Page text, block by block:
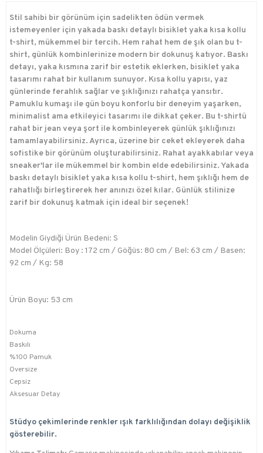
Stil sahibi bir görünüm için sadelikten ödün vermek
istemeyenler için yakada baskı detaylı bisiklet yaka kısa kollu
t-shirt, mükemmel bir tercih. Hem rahat hem de şık olan bu t-
shirt, günlük kombinlerinize modern bir dokunuş katıyor. Baskı
detayı, yaka kısmına zarif bir estetik eklerken, bisiklet yaka
tasarımı rahat bir kullanım sunuyor. Kısa kollu yapısı, yaz
günlerinde ferahlık sağlar ve şıklığınızı rahatça yansıtır.
Pamuklu kumaşı ile gün boyu konforlu bir deneyim yaşarken,
minimalist ama etkileyici tasarımı ile dikkat çeker. Bu t-shirtü
rahat bir jean veya şort ile kombinleyerek günlük şıklığınızı
tamamlayabilirsiniz. Ayrıca, üzerine bir ceket ekleyerek daha
sofistike bir görünüm oluşturabilirsiniz. Rahat ayakkabılar veya
sneaker'lar ile mükemmel bir kombin elde edebilirsiniz. Yakada
baskı detaylı bisiklet yaka kısa kollu t-shirt, hem şıklığı hem de
rahatlığı birleştirerek her anınızı özel kılar. Günlük stilinize
zarif bir dokunuş katmak için ideal bir seçenek!
Modelin Giydiği Ürün Bedeni: S
Model Ölçüleri: Boy : 172 cm / Göğüs: 80 cm / Bel: 63 cm / Basen:
92 cm / Kg: 58
Ürün Boyu: 53 cm
Dokuma
Baskılı
%100 Pamuk
Oversize
Cepsiz
Aksesuar Detay
Stüdyo çekimlerinde renkler ışık farklılığından dolayı değişiklik
gösterebilir.